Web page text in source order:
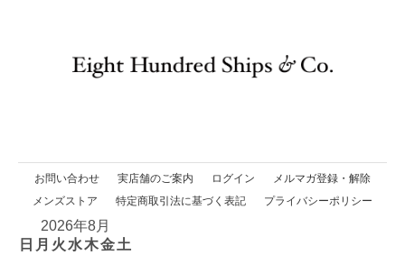
お問い合わせ 実店舗のご案内 ログイン
メルマガ登録・解除
メンズストア
特定商取引法に基づく表記 プライバシーポリシー
2026年8月
日 月 火 水木金土